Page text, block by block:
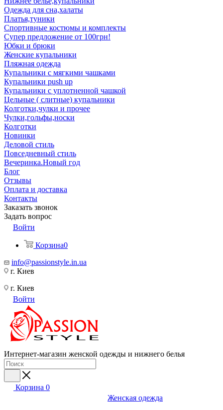
Одежда для сна,халаты
Платья,туники
Спортивные костюмы и комплекты
Супер предложение от 100грн!
Юбки и брюки
Женские купальники
Пляжная одежда
Купальники с мягкими чашками
Купальники push up
Купальники с уплотненной чашкой
Цельные ( слитные) купальники
Колготки,чулки и прочее
Чулки,гольфы,носки
Колготки
Новинки
Деловой стиль
Повседневный стиль
Вечеринка.Новый год
Блог
Отзывы
Оплата и доставка
Контакты
Заказать звонок
Задать вопрос
Войти
Корзина0
info@passionstyle.in.ua
г. Киев
г. Киев
Войти
Интернет-магазин женской одежды и нижнего белья
Корзина 0
Женская одежда